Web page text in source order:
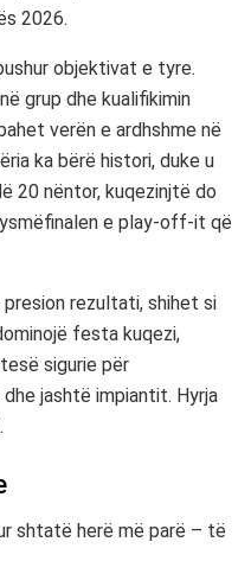
2026.
objektivat e tyre.
grup dhe kualifikimin
verën e ardhshme në
ka bërë histori, duke u
20 nëntor, kuqezinjtë do
e play-off-it që
rezultati, shihet si
festa kuqezi,
sigurie për
jashtë impiantit. Hyrja
shtatë herë më parë – të